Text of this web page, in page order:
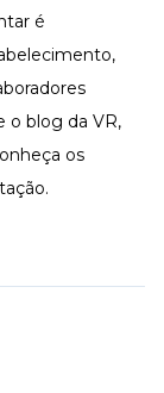
é
o blog da VR,
os